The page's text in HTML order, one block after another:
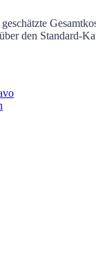
den Standard-